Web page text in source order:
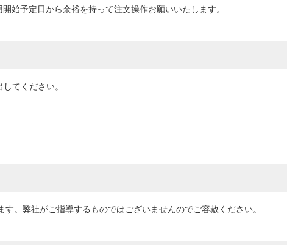
始予定日から余裕を持って注文操作お願いいたします。
てください。
。弊社がご指導するものではございませんのでご容赦ください。